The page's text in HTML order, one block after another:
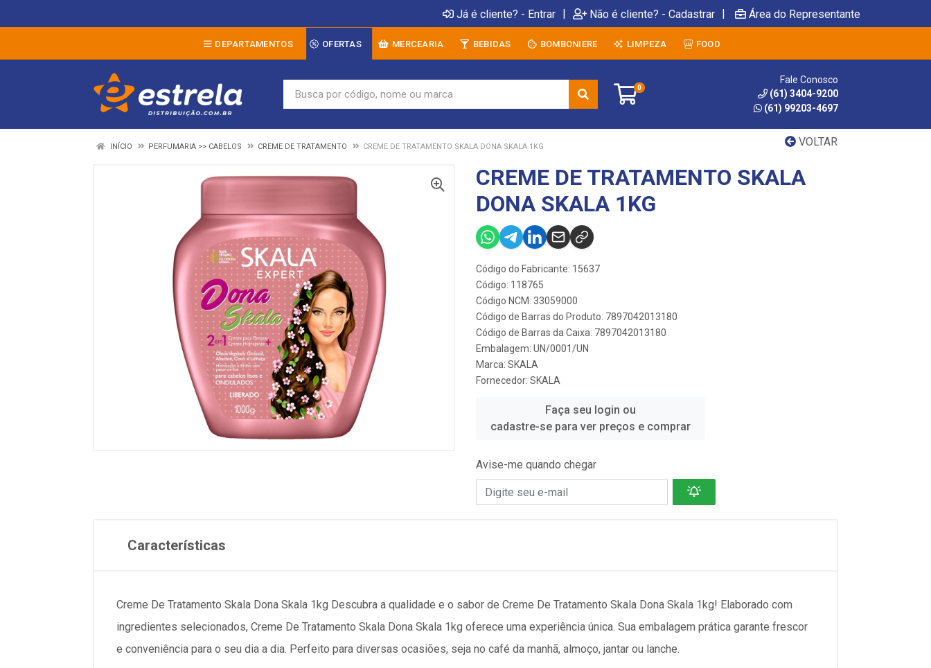
Já é cliente? - Entrar | Não é cliente? - Cadastrar | Área do Representante
DEPARTAMENTOS OFERTAS MERCEARIA BEBIDAS BOMBONIERE LIMPEZA FOOD
0
Fale Conosco
(61) 3404-9200
(61) 99203-4697
VOLTAR
INÍCIO PERFUMARIA >> CABELOS CREME DE TRATAMENTO CREME DE TRATAMENTO SKALA DONA SKALA 1KG
CREME DE TRATAMENTO SKALA
DONA SKALA 1KG
Código do Fabricante: 15637
Código: 118765
Código NCM: 33059000
Código de Barras do Produto: 7897042013180
Código de Barras da Caixa: 7897042013180
Embalagem: UN/0001/UN
Marca: SKALA
Fornecedor: SKALA
Faça seu login ou
cadastre-se para ver preços e comprar
Avise-me quando chegar
Características
Creme De Tratamento Skala Dona Skala 1kg Descubra a qualidade e o sabor de Creme De Tratamento Skala Dona Skala 1kg! Elaborado com
ingredientes selecionados, Creme De Tratamento Skala Dona Skala 1kg oferece uma experiência única. Sua embalagem prática garante frescor
e conveniência para o seu dia a dia. Perfeito para diversas ocasiões, seja no café da manhã, almoço, jantar ou lanche.